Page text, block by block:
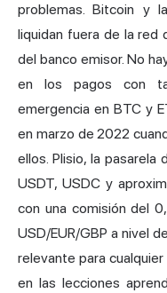
problemas. Bitcoin y
liquidan fuera de la red
del banco emisor. No
en los pagos con
emergencia en BTC y
en marzo de 2022
ellos. Plisio, la
USDT, USDC y
con una comisión del
USD/EUR/GBP a nivel
relevante para
en las lecciones